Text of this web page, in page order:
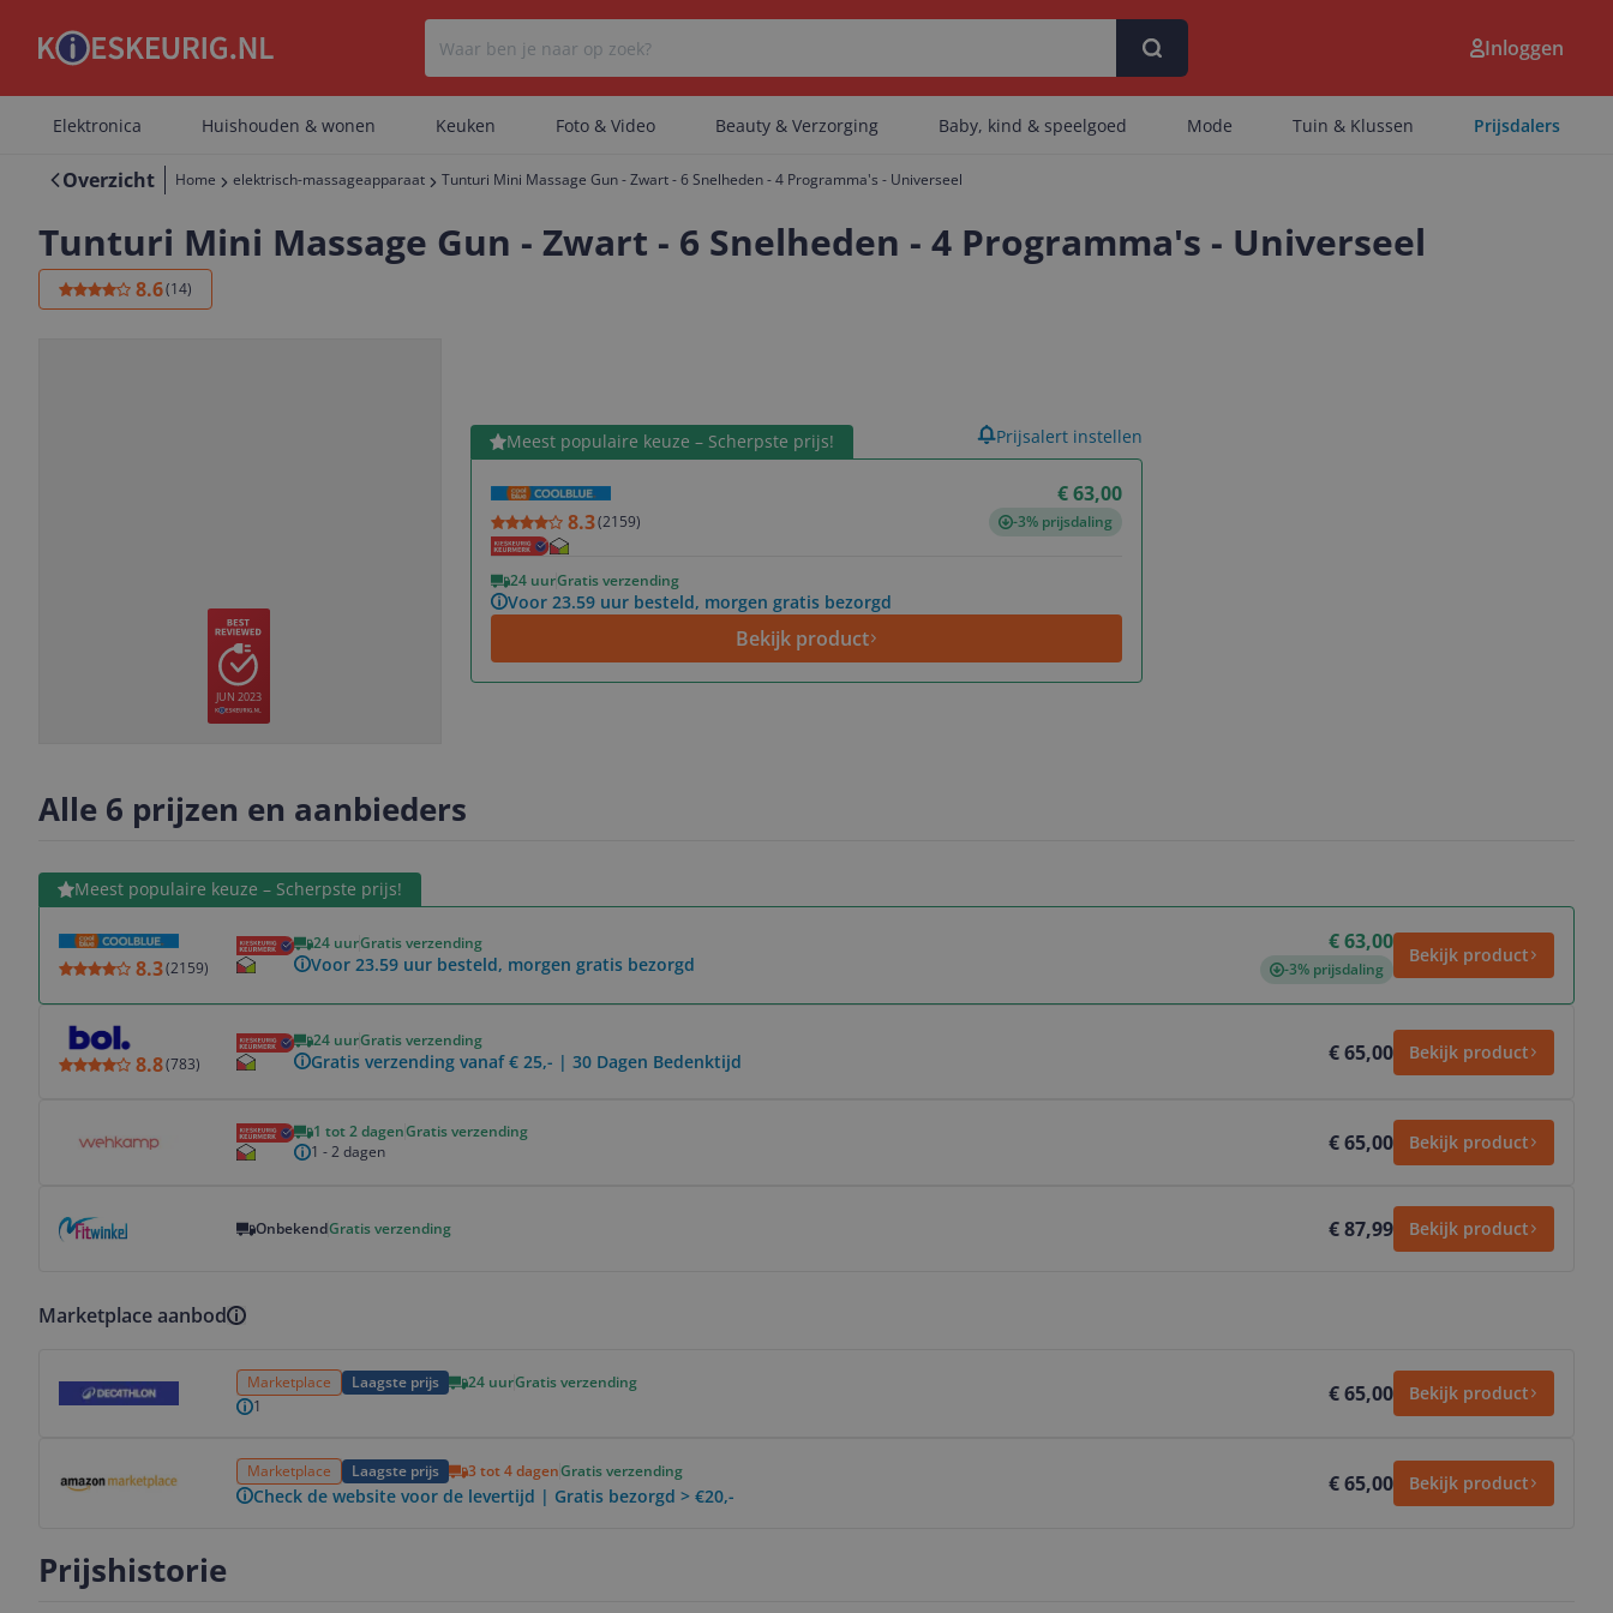
Er zijn geen categorieën gevonden.
Inloggen
Elektronica Huishouden & wonen Keuken Foto & Video Beauty & Verzorging Baby, kind & speelgoed Mode Tuin & Klussen Prijsdalers
Overzicht Home elektrisch-massageapparaat Tunturi Mini Massage Gun - Zwart - 6 Snelheden - 4 Programma's - Universeel
Tunturi Mini Massage Gun - Zwart - 6 Snelheden - 4 Programma's - Universeel
8.6(14)
JUN 2023
Meest populaire keuze – Scherpste prijs!
€ 63,00
8.3(2159) -3% prijsdaling
24 uurGratis verzending
Voor 23.59 uur besteld, morgen gratis bezorgd
Bekijk product
Bekijk product Prijsalert instellen
Alle 6 prijzen en aanbieders
Meest populaire keuze – Scherpste prijs!
8.3(2159)
24 uurGratis verzending
Voor 23.59 uur besteld, morgen gratis bezorgd
€ 63,00
-3% prijsdaling
Bekijk product
Bekijk product
8.8(783)
24 uurGratis verzending
Gratis verzending vanaf € 25,- | 30 Dagen Bedenktijd € 65,00 Bekijk product
1 tot 2 dagenGratis verzending
1 - 2 dagen
€ 65,00 Bekijk product
OnbekendGratis verzending € 87,99 Bekijk product
Marketplace aanbod
Marketplace Laagste prijs 24 uurGratis verzending
1
€ 65,00 Bekijk product
Marketplace Laagste prijs 3 tot 4 dagenGratis verzending
Check de website voor de levertijd | Gratis bezorgd > €20,- € 65,00 Bekijk product
Prijshistorie